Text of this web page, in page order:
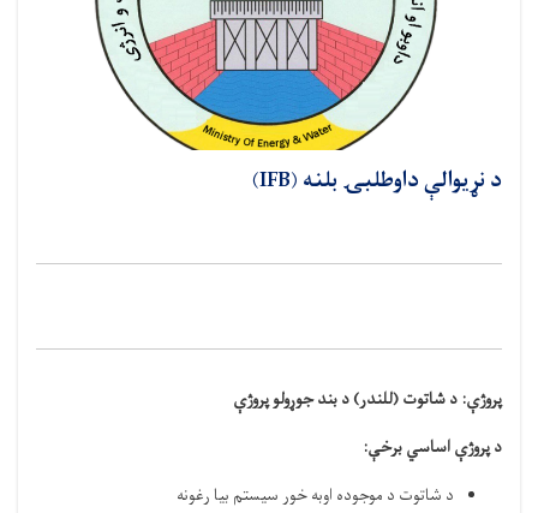
د نړيوالې داوطلبۍ بلنه (IFB)
پروژې: د شاتوت (للندر) د بند جوړولو پروژې
د پروژې اساسي برخې:
د شاتوت د موجوده اوبه خور سيستم بیا رغونه